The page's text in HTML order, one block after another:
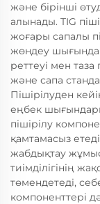
және бірінші
алынады. TIG
жоғары сапалы
жөндеу
реттеуі мен
және сапа
Пішірілуден
еңбек
пішірілу
қамтамасыз
жабдықтау
тиімділігінің
төмендетеді,
компоненттері